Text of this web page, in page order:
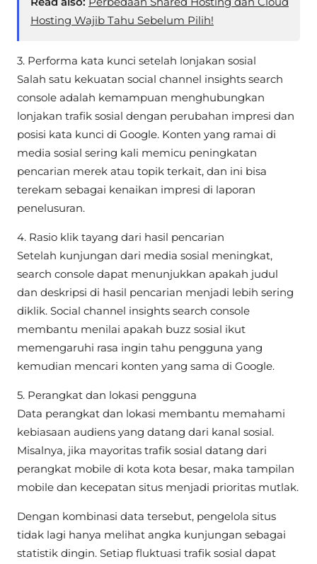
Hosting Wajib Tahu Sebelum Pilih!
3. Performa kata kunci setelah lonjakan sosial
Salah satu kekuatan social channel insights search
console adalah kemampuan menghubungkan
lonjakan trafik sosial dengan perubahan impresi dan
posisi kata kunci di Google. Konten yang ramai di
media sosial sering kali memicu peningkatan
pencarian merek atau topik terkait, dan ini bisa
terekam sebagai kenaikan impresi di laporan
penelusuran.
4. Rasio klik tayang dari hasil pencarian
Setelah kunjungan dari media sosial meningkat,
search console dapat menunjukkan apakah judul
dan deskripsi di hasil pencarian menjadi lebih sering
diklik. Social channel insights search console
membantu menilai apakah buzz sosial ikut
memengaruhi rasa ingin tahu pengguna yang
kemudian mencari konten yang sama di Google.
5. Perangkat dan lokasi pengguna
Data perangkat dan lokasi membantu memahami
kebiasaan audiens yang datang dari kanal sosial.
Misalnya, jika mayoritas trafik sosial datang dari
perangkat mobile di kota kota besar, maka tampilan
mobile dan kecepatan situs menjadi prioritas mutlak.
Dengan kombinasi data tersebut, pengelola situs
tidak lagi hanya melihat angka kunjungan sebagai
statistik dingin. Setiap fluktuasi trafik sosial dapat